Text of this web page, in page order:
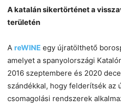
A katalán sikertörténet a
területén
A reWINE egy újratölthető
amelyet a spanyolországi
2016 szeptembere és 2020
szándékkal, hogy felderítsék az
csomagolási rendszerek